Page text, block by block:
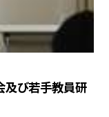
及び若手教員研